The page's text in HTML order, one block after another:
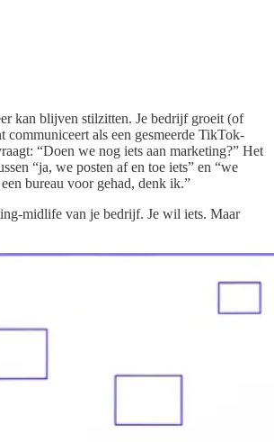
kan blijven stilzitten. Je bedrijf groeit (of
communiceert als een gesmeerde TikTok-
“Doen we nog iets aan marketing?” Het
“ja, we posten af en toe iets” en “we
bureau voor gehad, denk ik.”
midlife van je bedrijf. Je wil iets. Maar